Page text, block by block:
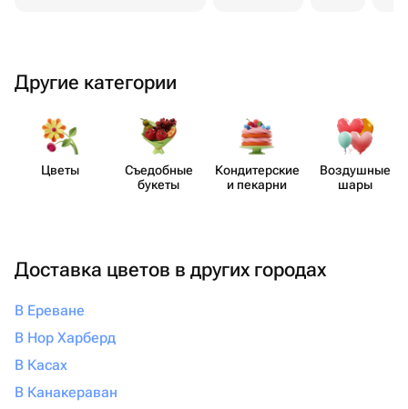
Другие категории
Цветы
Съедобные
букеты
Кондит​ерские
и пекарни
Воздушные
шары
Доставка цветов в других городах
В Ереване
В Нор Харберд
В Касах
В Канакераван